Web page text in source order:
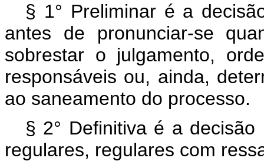
§ 1° Preliminar é a
antes de pronunciar-se
sobrestar o julgamento,
responsáveis ou, ainda,
ao saneamento do processo.
§ 2° Definitiva é a
regulares, regulares com